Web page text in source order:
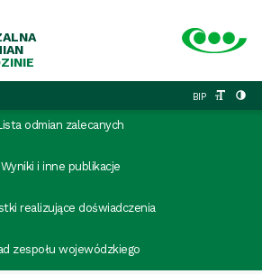
BIP
odmian zalecanych
Wyniki i inne publikacje
realizujące doświadczenia
zespołu wojewódzkiego